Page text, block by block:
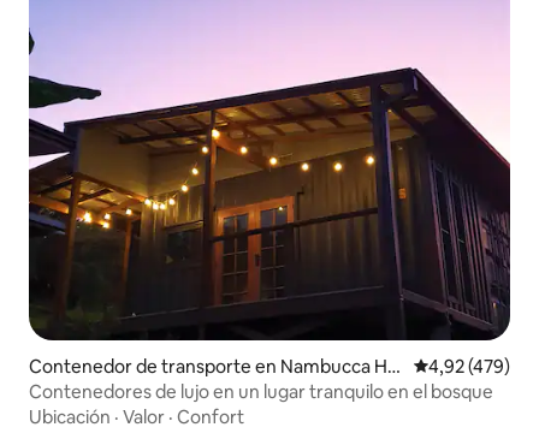
Contenedor de transporte en Nambucca He
ads
Calificación
4,92 (479)
Contenedores de lujo en un lugar tranquilo en el bosque
Ubicación · Valor · Confort